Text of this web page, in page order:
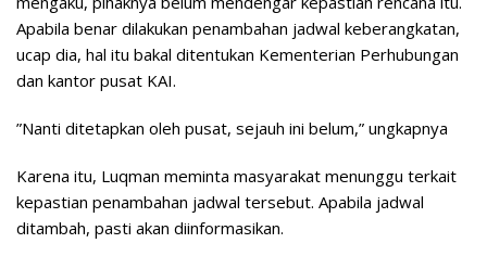
Apabila benar dilakukan penambahan jadwal keberangkatan,
ucap dia, hal itu bakal ditentukan Kementerian Perhubungan
dan kantor pusat KAI.
”Nanti ditetapkan oleh pusat, sejauh ini belum,” ungkapnya
Karena itu, Luqman meminta masyarakat menunggu terkait
kepastian penambahan jadwal tersebut. Apabila jadwal
ditambah, pasti akan diinformasikan.